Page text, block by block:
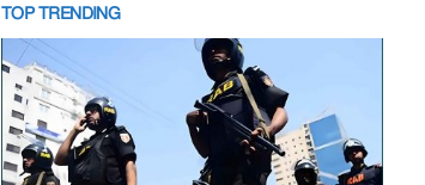
TOP TRENDING